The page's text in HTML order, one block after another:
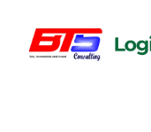
content